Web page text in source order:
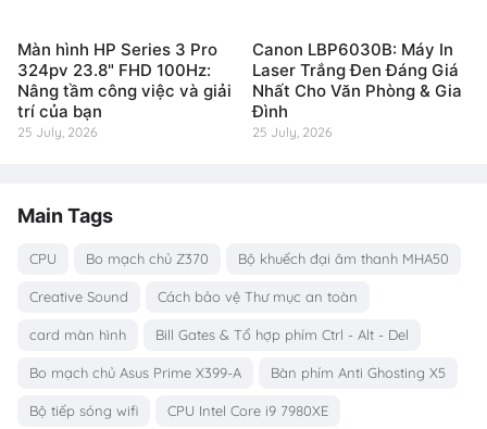
Màn hình HP Series 3 Pro
324pv 23.8" FHD 100Hz:
Nâng tầm công việc và giải
trí của bạn
25 July, 2026
Canon LBP6030B: Máy In
Laser Trắng Đen Đáng Giá
Nhất Cho Văn Phòng & Gia
Đình
25 July, 2026
Main Tags
CPU Bo mạch chủ Z370 Bộ khuếch đại âm thanh MHA50
Creative Sound Cách bảo vệ Thư mục an toàn
card màn hình Bill Gates & Tổ hợp phím Ctrl - Alt - Del
Bo mạch chủ Asus Prime X399-A Bàn phím Anti Ghosting X5
Bộ tiếp sóng wifi CPU Intel Core i9 7980XE